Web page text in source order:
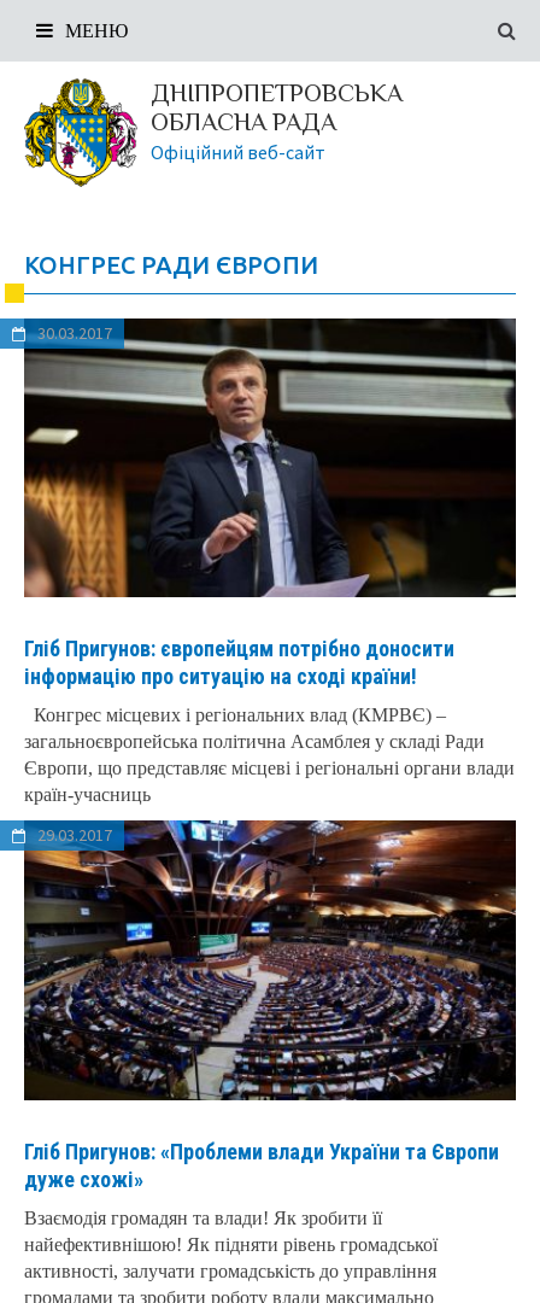
ДНІПРОПЕТРОВСЬКА
ОБЛАСНА РАДА
Офіційний веб-сайт
МЕНЮ
КОНГРЕС РАДИ ЄВРОПИ
30.03.2017
Гліб Пригунов: європейцям потрібно доносити
інформацію про ситуацію на сході країни!
Конгрес місцевих і регіональних влад (КМРВЄ) –
загальноєвропейська політична Асамблея у складі Ради
Європи, що представляє місцеві і регіональні органи влади
країн-учасниць
29.03.2017
Гліб Пригунов: «Проблеми влади України та Європи
дуже схожі»
Взаємодія громадян та влади! Як зробити її
найефективнішою! Як підняти рівень громадської
активності, залучати громадськість до управління
громадами та зробити роботу влади максимально